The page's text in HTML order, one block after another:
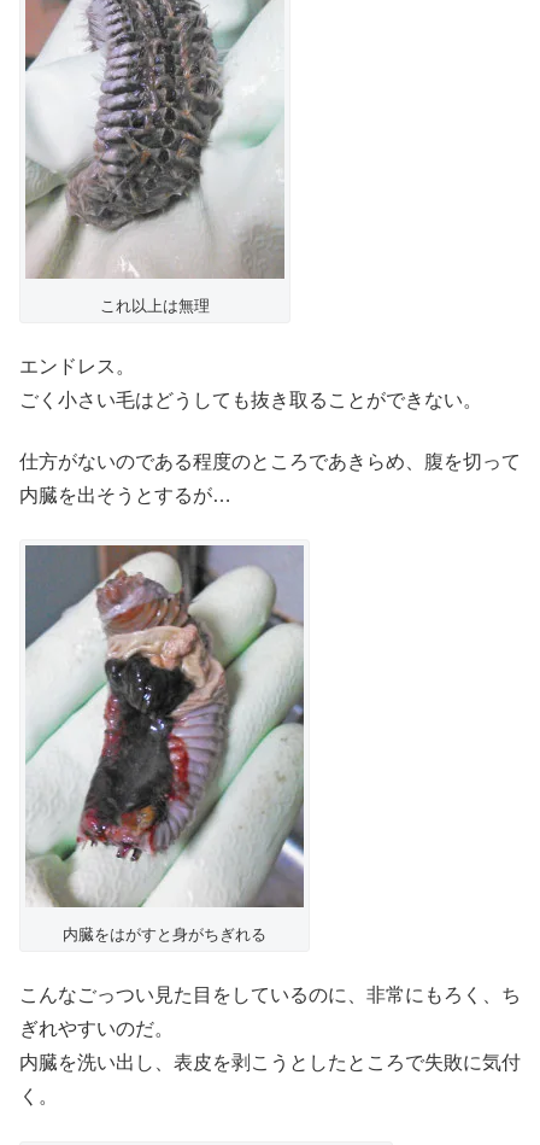
これ以上は無理
エンドレス。
ごく小さい毛はどうしても抜き取ることができない。
仕方がないのである程度のところであきらめ、腹を切って
内臓を出そうとするが…
内臓をはがすと身がちぎれる
こんなごっつい見た目をしているのに、非常にもろく、ち
ぎれやすいのだ。
内臓を洗い出し、表皮を剥こうとしたところで失敗に気付
く。